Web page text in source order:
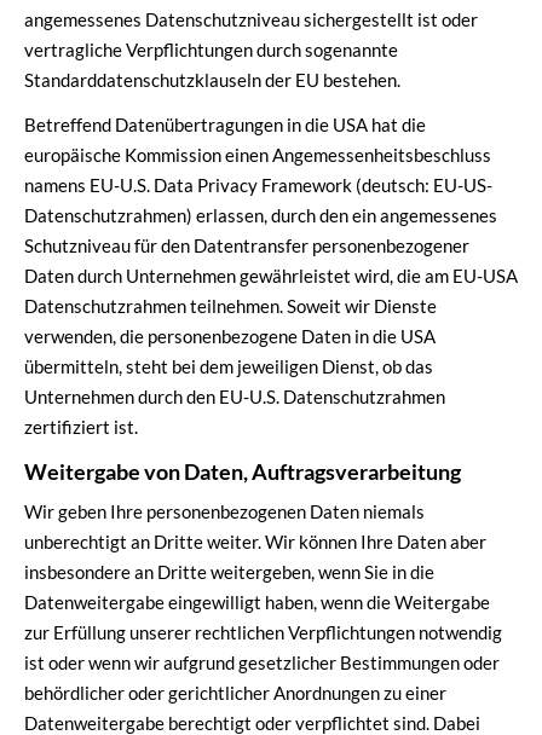
angemessenes Datenschutzniveau sichergestellt ist oder
vertragliche Verpflichtungen durch sogenannte
Standarddatenschutzklauseln der EU bestehen.
Betreffend Datenübertragungen in die USA hat die
europäische Kommission einen Angemessenheitsbeschluss
namens EU-U.S. Data Privacy Framework (deutsch: EU-US-
Datenschutzrahmen) erlassen, durch den ein angemessenes
Schutzniveau für den Datentransfer personenbezogener
Daten durch Unternehmen gewährleistet wird, die am EU-USA
Datenschutzrahmen teilnehmen. Soweit wir Dienste
verwenden, die personenbezogene Daten in die USA
übermitteln, steht bei dem jeweiligen Dienst, ob das
Unternehmen durch den EU-U.S. Datenschutzrahmen
zertifiziert ist.
Weitergabe von Daten, Auftragsverarbeitung
Wir geben Ihre personenbezogenen Daten niemals
unberechtigt an Dritte weiter. Wir können Ihre Daten aber
insbesondere an Dritte weitergeben, wenn Sie in die
Datenweitergabe eingewilligt haben, wenn die Weitergabe
zur Erfüllung unserer rechtlichen Verpflichtungen notwendig
ist oder wenn wir aufgrund gesetzlicher Bestimmungen oder
behördlicher oder gerichtlicher Anordnungen zu einer
Datenweitergabe berechtigt oder verpflichtet sind. Dabei